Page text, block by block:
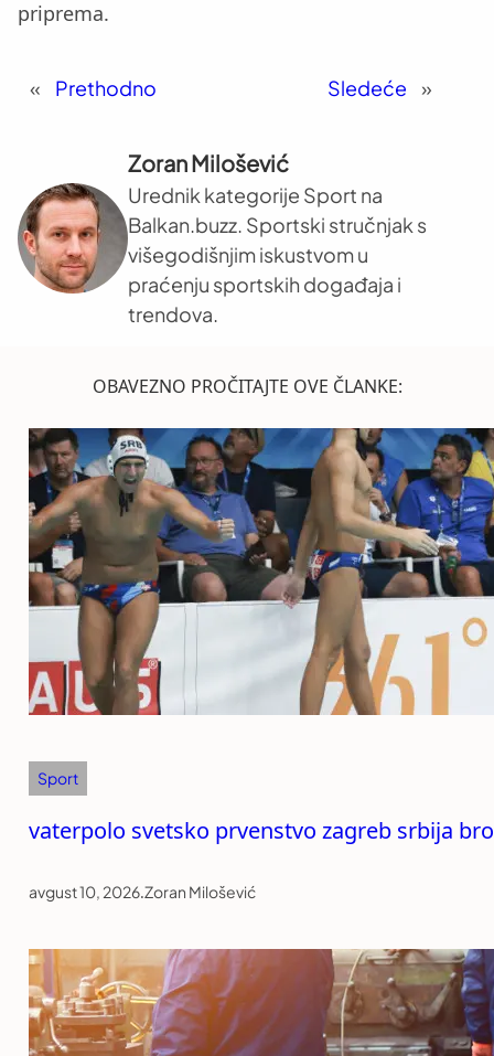
priprema.
« Prethodno Sledeće »
Zoran Milošević
Urednik kategorije Sport na
Balkan.buzz. Sportski stručnjak s
višegodišnjim iskustvom u
praćenju sportskih događaja i
trendova.
OBAVEZNO PROČITAJTE OVE ČLANKE:
Sport
vaterpolo svetsko prvenstvo zagreb srbija
avgust 10, 2026.Zoran Milošević